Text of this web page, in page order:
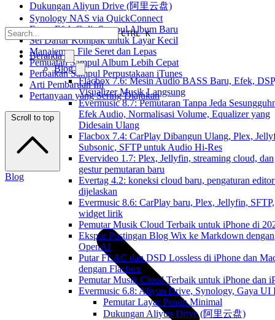
CTRL K
Beranda
Blog
Flacbox 7.6: Mesin Audio BASS Baru, Efek,
Visualizer Musik Langsung
Evermusic 8.7: Pemutaran Tanpa Jeda
Efek Audio, Normalisasi Volume, Equalizer yang
Didesain Ulang
Flacbox 7.4: CarPlay Dibangun Ulang, Plex,
Subsonic, SFTP untuk Audio Hi-Res
Evervideo 1.7: Plex, Jellyfin, streaming cloud, dan
gestur pemutaran baru
Evertag 4.2: koneksi cloud baru, pengaturan
dijelaskan
Evermusic 8.6: CarPlay baru, Plex, Jellyfin, SFTP,
widget lirik
Pemutar Musik Cloud Terbaik untuk iPhone di
Ekspor Postingan Blog Wix ke Markdown dengan
OpenAI
Putar FLAC dan DSD Lossless di iPhone dan
dengan Flacbox
Pemutar Musik Cloud Terbaik untuk iPhone dan
Evermusic 6.8: Aliyun Drive, Synology, Gaya UI
Pemutar Layar Penuh Minimal
Dukungan Aliyun Drive (阿里云盘)
Dukungan Aliyun Drive (阿里云盘)
Synology NAS via QuickConnect
Enam Efek Gulir Sampul Album Baru
Sel Daftar Kompak untuk Layar Kecil
Manajemen File Seret dan Lepas
Pemuatan Sampul Album Lebih Cepat
Perbaikan Sampul Perpustakaan iTunes
Arti Pembaruan Ini
Pertanyaan yang Sering Diajukan
Scroll to top
Blog